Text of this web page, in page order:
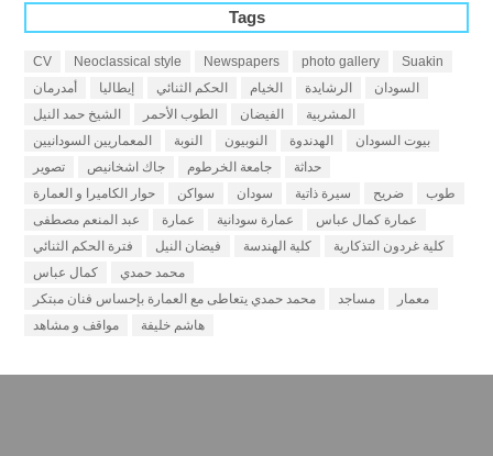
Tags
CV Neoclassical style Newspapers photo gallery
Suakin
أمدرمان
إيطاليا الحكم الثنائي الخيام الرشايدة
السودان
الشيخ حمد النيل
الطوب الأحمر الفيضان
المشربية
المعماريين السودانيين
النوبة النوبيون الهدندوة
بيوت السودان
تصوير
جاك اشخانيص جامعة الخرطوم
حداثة
حوار الكاميرا و العمارة
سواكن سودان سيرة ذاتية ضريح
طوب
عبد المنعم مصطفى
عمارة عمارة سودانية
عمارة كمال عباس
فترة الحكم الثنائي
فيضان النيل كلية الهندسة
كلية غردون التذكارية
كمال عباس
محمد حمدي
محمد حمدي يتعاطى مع العمارة بإحساس فنان مبتكر
مساجد
معمار
مواقف و مشاهد
هاشم خليفة